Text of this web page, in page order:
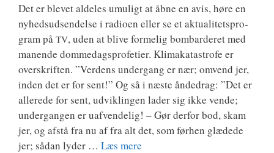
Det er ble­vet alde­les umu­ligt at åbne en avis, høre en
nyheds­ud­sen­del­se i radio­en eller se et aktu­a­li­tets­pro­
gram på TV, uden at bli­ve for­me­lig bom­bar­de­ret med
manen­de dom­me­dags­pro­fe­ti­er. Kli­ma­ka­ta­stro­fe er
over­skrif­ten. ”Ver­dens under­gang er nær; omvend jer,
inden det er for sent!” Og så i næste ånde­d­rag: ”Det er
alle­re­de for sent, udvik­lin­gen lader sig ikke ven­de;
under­gan­gen er uaf­ven­de­lig! – Gør der­for bod, skam
jer, og afstå fra nu af fra alt det, som før­hen glæ­de­de
jer; sådan lyder … Læs mere